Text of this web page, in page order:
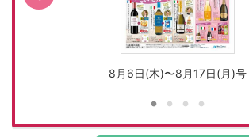
8月6日(木)〜8月17日(月)号